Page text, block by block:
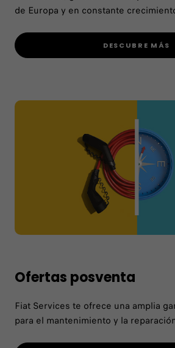
de Europa y en constante
DESCUBRE MÁS
Ofertas posventa
Fiat Services te ofrece una amplia
para el mantenimiento y la